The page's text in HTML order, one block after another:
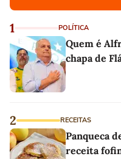
1 POLÍTICA
Quem é
chapa de
2 RECEITAS
Panqueca
receita